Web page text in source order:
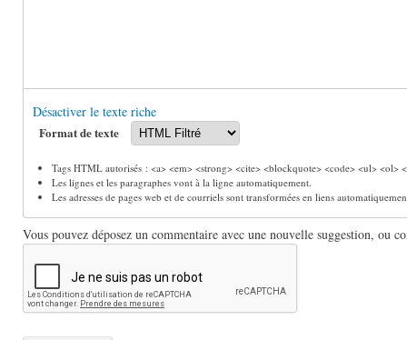
Désactiver le texte riche
Format de texte
Tags HTML autorisés : <a> <em> <strong> <cite> <blockquote> <code> <ul>
Les lignes et les paragraphes vont à la ligne automatiquement.
Les adresses de pages web et de courriels sont transformées en liens
Vous pouvez déposez un commentaire avec une nouvelle suggestion, ou